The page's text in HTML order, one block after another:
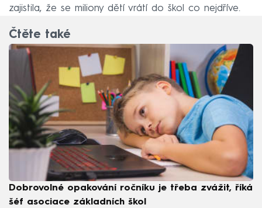
zajistila, že se miliony dětí vrátí do škol co nejdříve.
Čtěte také
Dobrovolné opakování ročníku je třeba zvážit, říká
šéf asociace základních škol